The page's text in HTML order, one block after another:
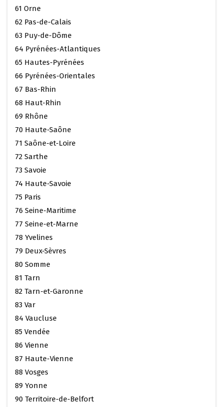
61 Orne
62 Pas-de-Calais
63 Puy-de-Dôme
64 Pyrénées-Atlantiques
65 Hautes-Pyrénées
66 Pyrénées-Orientales
67 Bas-Rhin
68 Haut-Rhin
69 Rhône
70 Haute-Saône
71 Saône-et-Loire
72 Sarthe
73 Savoie
74 Haute-Savoie
75 Paris
76 Seine-Maritime
77 Seine-et-Marne
78 Yvelines
79 Deux-Sèvres
80 Somme
81 Tarn
82 Tarn-et-Garonne
83 Var
84 Vaucluse
85 Vendée
86 Vienne
87 Haute-Vienne
88 Vosges
89 Yonne
90 Territoire-de-Belfort